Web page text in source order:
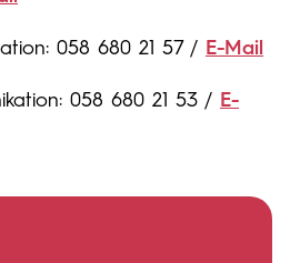
058 680 21 57 / E-Mail
058 680 21 53 / E-